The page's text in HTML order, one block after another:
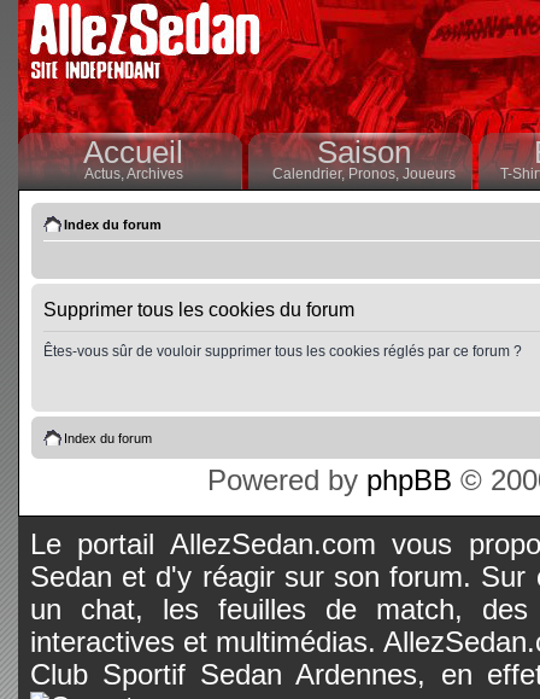
Accueil
Actus,Archives
Saison
Calendrier,Pronos, Joueurs T-
Index du forum
Supprimer tous les cookies du forum
Êtes-vous sûr de vouloir supprimer tous les cookies réglés par ce forum ?
Index du forum
Powered by phpBB ©
Le portail AllezSedan.com vous
Sedan et d'y réagir sur son forum.
un chat, les feuilles de match, des
interactives et multimédias.
Club Sportif Sedan Ardennes, en